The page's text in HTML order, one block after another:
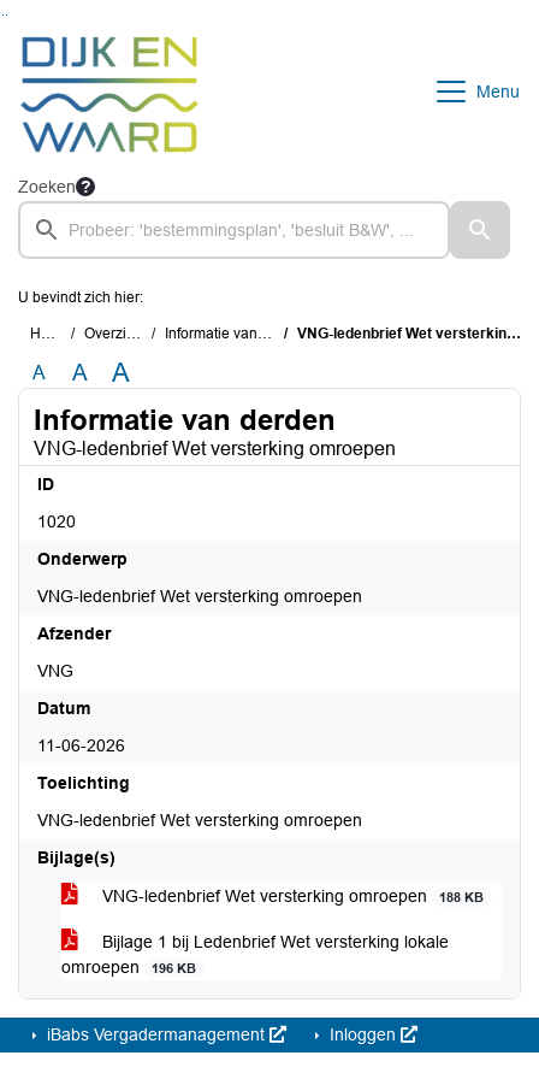
Menu
Zoeken
U bevindt zich hier:
Home Overzichten Informatie van derden VNG-ledenbrief Wet versterking omroepen
A A A
Informatie van derden
VNG-ledenbrief Wet versterking omroepen
ID
1020
Onderwerp
VNG-ledenbrief Wet versterking omroepen
Afzender
VNG
Datum
11-06-2026
Toelichting
VNG-ledenbrief Wet versterking omroepen
Bijlage(s)
VNG-ledenbrief Wet versterking omroepen
188 KB
Bijlage 1 bij Ledenbrief Wet versterking lokale
omroepen
196 KB
iBabs Vergadermanagement Inloggen